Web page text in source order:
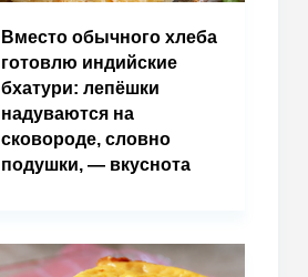
Вместо обычного хлеба
готовлю индийские
бхатури: лепёшки
надуваются на
сковороде, словно
подушки, — вкуснота